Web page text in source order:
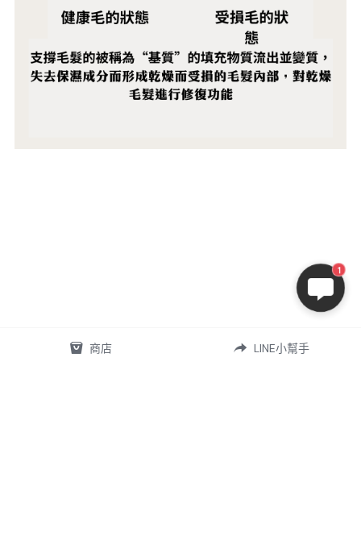
商店 LINE小幫手
1